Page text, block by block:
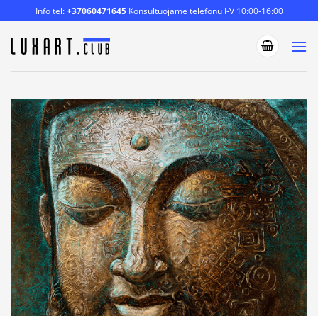
to
content
Info tel:+37060471645Konsultuojame telefonu I-V 10:00-16:00